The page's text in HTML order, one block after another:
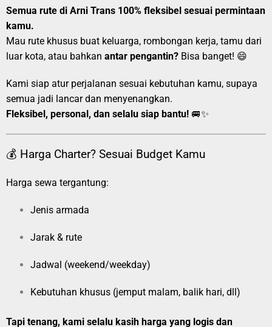
Semua rute di Arni Trans 100% fleksibel sesuai permintaan
kamu.
Mau rute khusus buat keluarga, rombongan kerja, tamu dari
luar kota, atau bahkan antar pengantin? Bisa banget! 😄
Kami siap atur perjalanan sesuai kebutuhan kamu, supaya
semua jadi lancar dan menyenangkan.
Fleksibel, personal, dan selalu siap bantu! 🚐✨
💰 Harga Charter? Sesuai Budget Kamu
Harga sewa tergantung:
Jenis armada
Jarak & rute
Jadwal (weekend/weekday)
Kebutuhan khusus (jemput malam, balik hari, dll)
Tapi tenang, kami selalu kasih harga yang logis dan